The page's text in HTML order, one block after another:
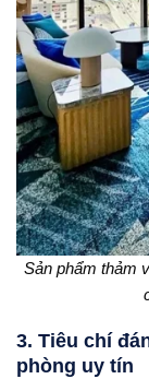
Sản phẩm thảm
3. Tiêu chí
phòng uy tín